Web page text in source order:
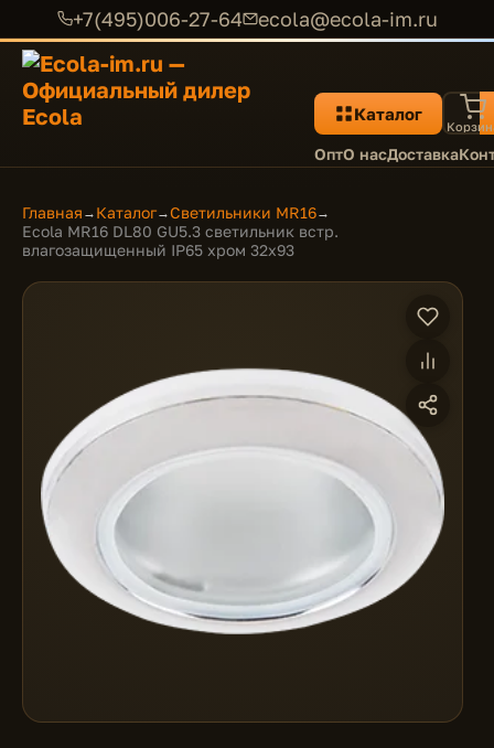
+7(495)006-27-64 ecola@ecola-im.ru
Каталог
ОптО насДоставка
Главная → Каталог→Светильники MR16→
Ecola MR16 DL80 GU5.3 светильник встр.
влагозащищенный IP65 хром 32x93